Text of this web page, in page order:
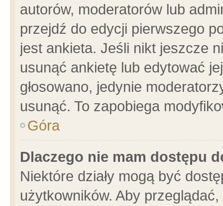
autorów, moderatorów lub
przejdź do edycji pierwszego
jest ankieta. Jeśli nikt jeszcze
usunąć ankietę lub edytować
głosowano, jedynie
usunąć. To zapobiega
Góra
Dlaczego nie mam dostępu
Niektóre działy mogą być
użytkowników. Aby